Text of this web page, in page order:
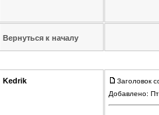
Вернуться к началу
Kedrik
Заголовок
Добавлено: